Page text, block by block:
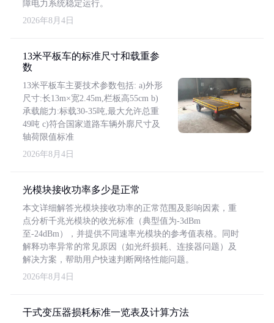
障电力系统稳定运行。
2026年8月4日
13米平板车的标准尺寸和载重参
数
13米平板车主要技术参数包括: a)外形
尺寸:长13m×宽2.45m,栏板高55cm b)
承载能力:标载30-35吨,最大允许总重
49吨 c)符合国家道路车辆外廓尺寸及
轴荷限值标准
2026年8月4日
光模块接收功率多少是正常
本文详细解答光模块接收功率的正常范围及影响因素，重
点分析千兆光模块的收光标准（典型值为-3dBm
至-24dBm），并提供不同速率光模块的参考值表格。同时
解释功率异常的常见原因（如光纤损耗、连接器问题）及
解决方案，帮助用户快速判断网络性能问题。
2026年8月4日
干式变压器损耗标准一览表及计算方法